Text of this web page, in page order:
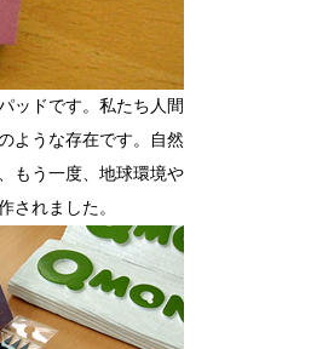
ッドです。私たち人間
ような存在です。自然
もう一度、地球環境や
されました。